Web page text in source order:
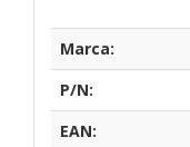
Marca:
P/N:
EAN: